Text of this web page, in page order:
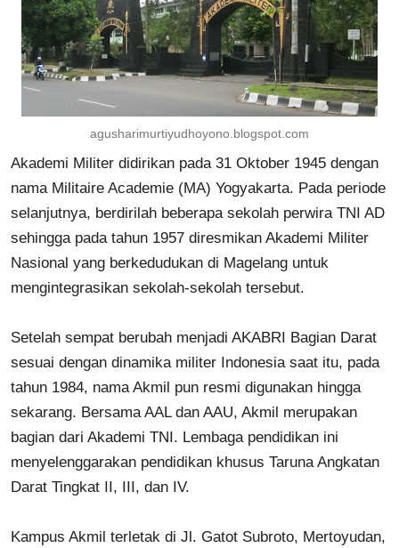
agusharimurtiyudhoyono.blogspot.com
Akademi Militer didirikan pada 31 Oktober 1945 dengan
nama Militaire Academie (MA) Yogyakarta. Pada periode
selanjutnya, berdirilah beberapa sekolah perwira TNI AD
sehingga pada tahun 1957 diresmikan Akademi Militer
Nasional yang berkedudukan di Magelang untuk
mengintegrasikan sekolah-sekolah tersebut.
Setelah sempat berubah menjadi AKABRI Bagian Darat
sesuai dengan dinamika militer Indonesia saat itu, pada
tahun 1984, nama Akmil pun resmi digunakan hingga
sekarang. Bersama AAL dan AAU, Akmil merupakan
bagian dari Akademi TNI. Lembaga pendidikan ini
menyelenggarakan pendidikan khusus Taruna Angkatan
Darat Tingkat II, III, dan IV.
Kampus Akmil terletak di Jl. Gatot Subroto, Mertoyudan,